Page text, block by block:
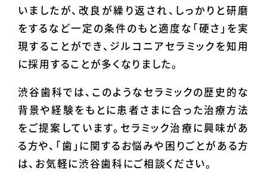
いましたが、改良が繰り返され、しっかりと研磨
をするなど一定の条件のもと適度な「硬さ」を実
現することができ、ジルコニアセラミックを知用
に採用することが多くなりました。
渋谷歯科では、このようなセラミックの歴史的な
背景や経験をもとに患者さまに合った治療方法
をご提案しています。セラミック治療に興味があ
る方や、「歯」に関するお悩みや困りごとがある方
は、お気軽に渋谷歯科にご相談ください。